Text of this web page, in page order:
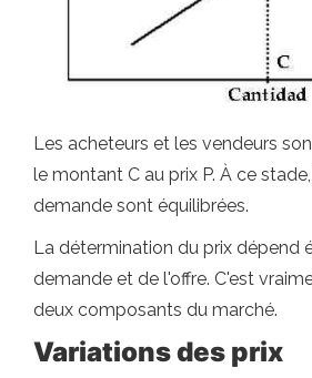
Les acheteurs et les vendeurs
le montant C au prix P. À ce
demande sont équilibrées.
La détermination du prix dépend
demande et de l'offre. C'est
deux composants du marché.
Variations des prix